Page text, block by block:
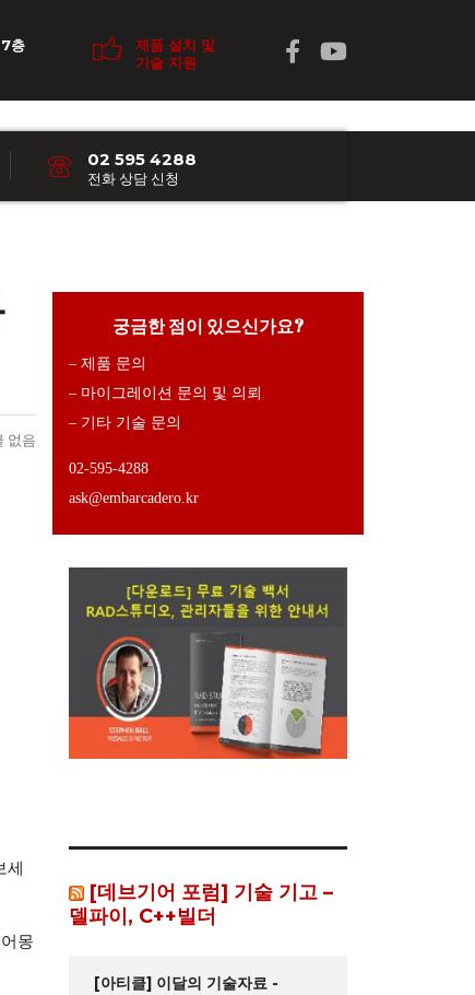
제품 설치 및
기술 지원
층
02 595 4288
전화 상담 신청
없음
세
몽
궁금한 점이 있으신가요?
– 제품 문의
– 마이그레이션 문의 및 의뢰
– 기타 기술 문의
02-595-4288
ask@embarcadero.kr
[데브기어 포럼] 기술 기고 –
델파이, C++빌더
[아티클] 이달의 기술자료 -